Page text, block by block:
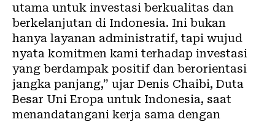
utama untuk investasi berkualitas dan
berkelanjutan di Indonesia. Ini bukan
hanya layanan administratif, tapi wujud
nyata komitmen kami terhadap investasi
yang berdampak positif dan berorientasi
jangka panjang,” ujar Denis Chaibi, Duta
Besar Uni Eropa untuk Indonesia, saat
menandatangani kerja sama dengan